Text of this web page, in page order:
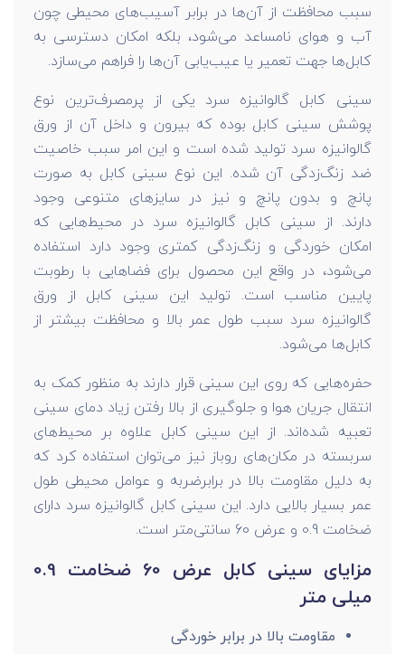
سبب محافظت از آن‌ها در برابر آسیب‌های محیطی چون
آب و هوای نامساعد می‌شود، بلکه امکان دسترسی به
کابل‌ها جهت تعمیر یا عیب‌یابی آن‌ها را فراهم می‌سازد.
سینی کابل گالوانیزه سرد یکی از پر‌مصرف‌ترین نوع
پوشش سینی کابل بوده که بیرون و داخل آن از ورق
گالوانیزه سرد تولید شده است و این امر سبب خاصیت
ضد زنگ‌زدگی آن شده. این نوع سینی کابل به صورت
پانچ و بدون پانچ و نیز در سایز‌های متنوعی وجود
دارند. از سینی کابل گالوانیزه سرد در محیط‌هایی که
امکان خوردگی و زنگ‌زدگی کمتری وجود دارد استفاده
می‌شود، در واقع این محصول برای فضاهایی با رطوبت
پایین مناسب است. تولید این سینی کابل از ورق
گالوانیزه سرد سبب طول عمر بالا و محافظت بیشتر از
کابل‌ها می‌شود.
حفره‌هایی که روی این سینی قرار دارند به منظور کمک به
انتقال جریان هوا و جلوگیری از بالا رفتن زیاد دمای سینی
تعبیه شده‌اند. از این سینی کابل علاوه بر محیط‌های
سر‌بسته در مکان‌های رو‌باز نیز می‌توان استفاده کرد که
به دلیل مقاومت بالا در برابرضربه و عوامل محیطی طول
عمر بسیار بالایی دارد. این سینی کابل گالوانیزه سرد دارای
ضخامت 0.9 و عرض 60 سانتی‌متر است.
مزایای سینی کابل عرض 60 ضخامت 0.9
میلی متر
مقاومت بالا در برابر خوردگی